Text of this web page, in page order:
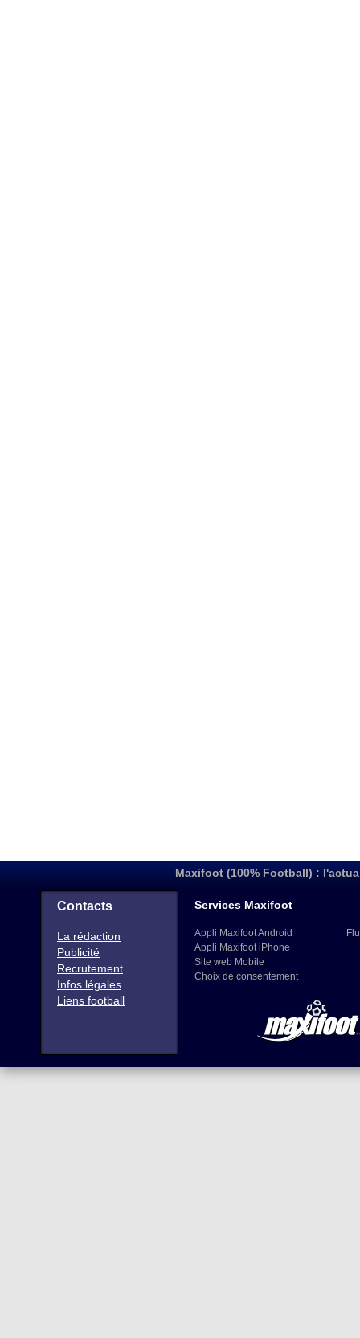
Maxifoot (100% Football) :
Contacts
La rédaction
Publicité
Recrutement
Infos légales
Liens football
Services Maxifoot
Appli Maxifoot Android
Appli Maxifoot iPhone
Site web Mobile
Choix de consentement